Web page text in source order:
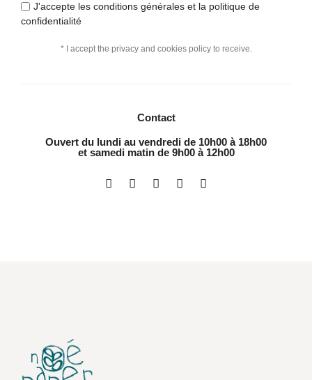
J'accepte les conditions générales et la politique de
confidentialité
* I accept the privacy and cookies policy to receive.
Contact
Ouvert du lundi au vendredi de 10h00 à 18h00
et samedi matin de 9h00 à 12h00